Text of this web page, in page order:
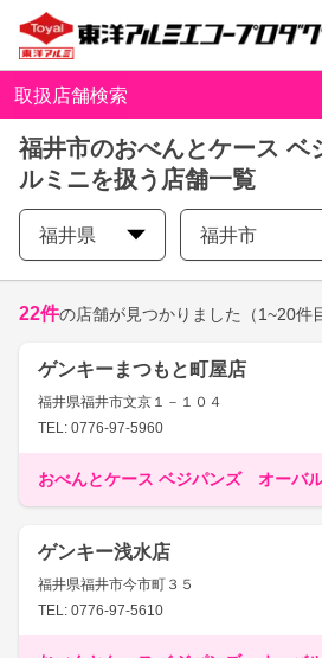
取扱店舗検索
福井市のおべんとケース
ルミニを扱う店舗一覧
福井県 福井市
22件の店舗が見つかりました （1~20件
ゲンキーまつもと町屋店
福井県福井市文京１－１０４
TEL: 0776-97-5960
おべんとケース ベジパンズ オーバ
ゲンキー浅水店
福井県福井市今市町３５
TEL: 0776-97-5610